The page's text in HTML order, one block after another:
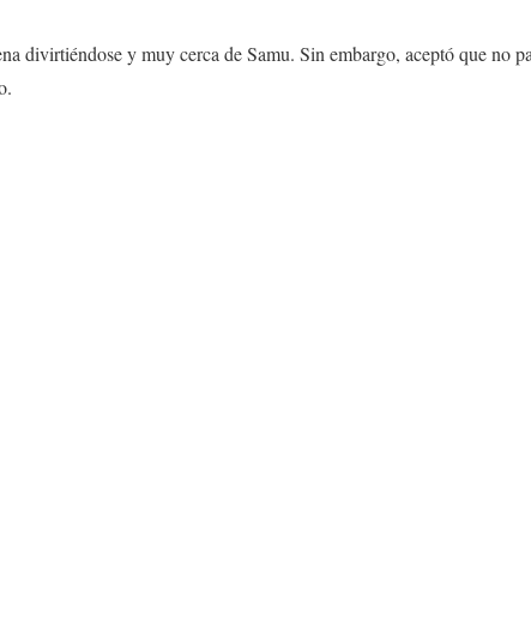
divirtiéndose y muy cerca de Samu. Sin embargo, aceptó que no